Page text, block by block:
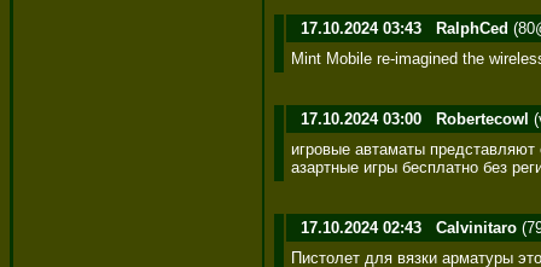
17.10.2024 03:43 RalphCed
Mint Mobile re-imagined the
17.10.2024 03:00 Robertecowl
игровые автаматы
азартные игры бесплатно без
17.10.2024 02:43 Calvinitaro
Пистолет для вязки арматуры